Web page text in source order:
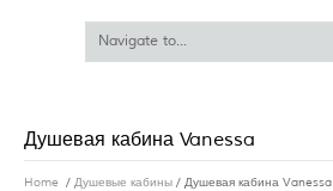
Душевая кабина Vanessa
Home / Душевые кабины / Душевая кабина Vanessa